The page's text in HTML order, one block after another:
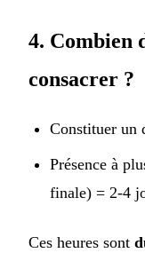
4. Combien
consacrer ?
Constituer un
Présence à
finale) = 2-4
Ces heures sont